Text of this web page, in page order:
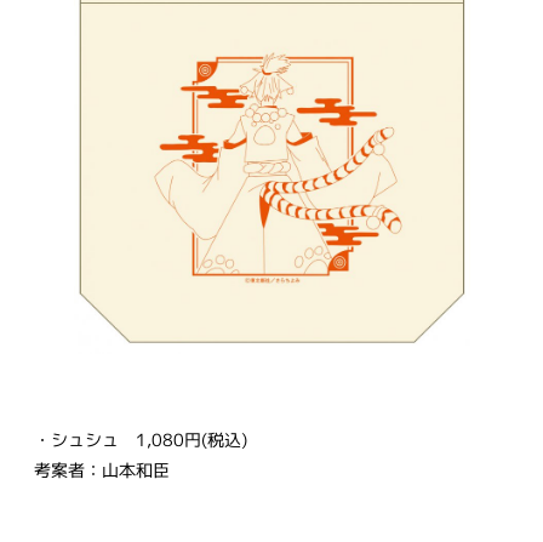
・シュシュ 1,080円(税込)
考案者：山本和臣